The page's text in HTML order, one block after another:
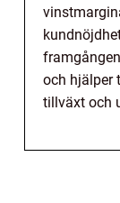
och hjälper
tillväxt och